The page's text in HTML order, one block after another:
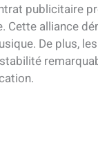
publicitaire
Cette alliance
De plus,